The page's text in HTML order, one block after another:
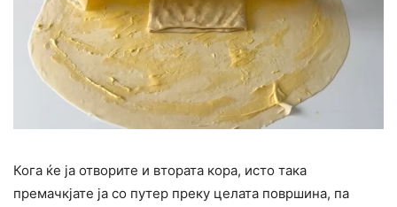
Кога ќе ја отворите и втората кора, исто така
премачкјате ја со путер преку целата површина, па